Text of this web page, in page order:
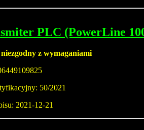
PLC (PowerLine
z wymaganiami
50/2021
2021-12-21